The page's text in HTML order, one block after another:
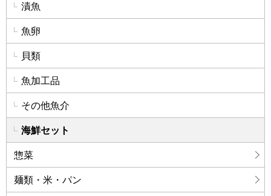
漬魚
魚卵
貝類
魚加工品
その他魚介
海鮮セット
惣菜
麺類・米・パン